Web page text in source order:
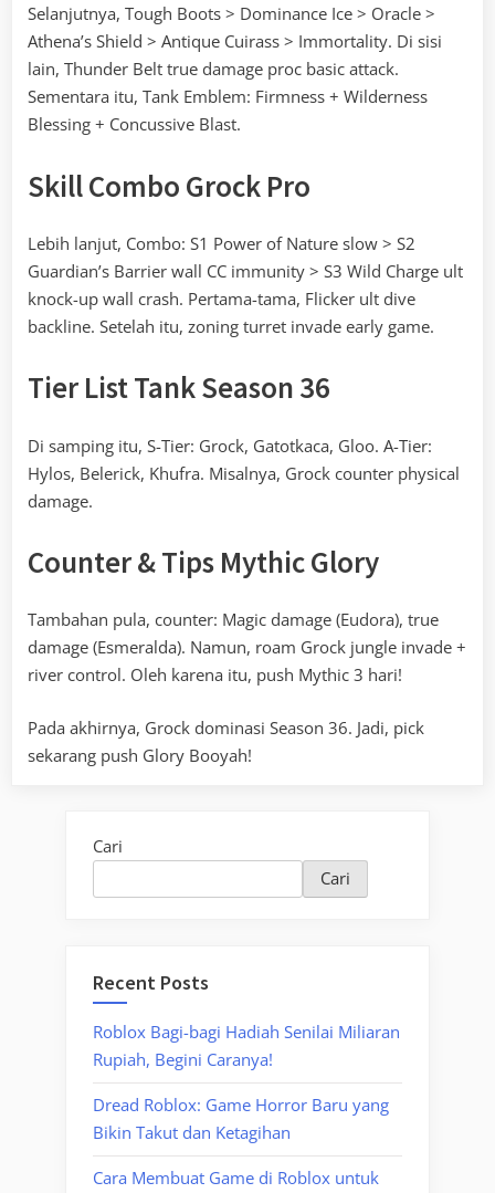
Selanjutnya, Tough Boots > Dominance Ice > Oracle >
Athena’s Shield > Antique Cuirass > Immortality. Di sisi
lain, Thunder Belt true damage proc basic attack.
Sementara itu, Tank Emblem: Firmness + Wilderness
Blessing + Concussive Blast.
Skill Combo Grock Pro
Lebih lanjut, Combo: S1 Power of Nature slow > S2
Guardian’s Barrier wall CC immunity > S3 Wild Charge ult
knock-up wall crash. Pertama-tama, Flicker ult dive
backline. Setelah itu, zoning turret invade early game.
Tier List Tank Season 36
Di samping itu, S-Tier: Grock, Gatotkaca, Gloo. A-Tier:
Hylos, Belerick, Khufra. Misalnya, Grock counter physical
damage.
Counter & Tips Mythic Glory
Tambahan pula, counter: Magic damage (Eudora), true
damage (Esmeralda). Namun, roam Grock jungle invade +
river control. Oleh karena itu, push Mythic 3 hari!
Pada akhirnya, Grock dominasi Season 36. Jadi, pick
sekarang push Glory Booyah!
Cari
Cari
Recent Posts
Roblox Bagi-bagi Hadiah Senilai Miliaran
Rupiah, Begini Caranya!
Dread Roblox: Game Horror Baru yang
Bikin Takut dan Ketagihan
Cara Membuat Game di Roblox untuk